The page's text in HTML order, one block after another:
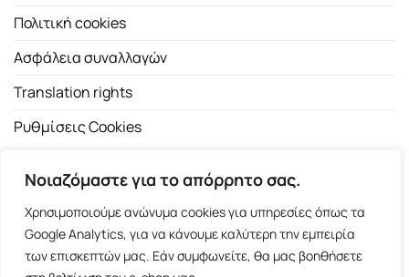
Νοιαζόμαστε για το απόρρητο σας.
Χρησιμοποιούμε ανώνυμα cookies για υπηρεσίες όπως τα
Google Analytics, για να κάνουμε καλύτερη την εμπειρία
των επισκεπτών μας. Εάν συμφωνείτε, θα μας βοηθήσετε
Πολιτική cookies
Ασφάλεια συναλλαγών
Translation rights
Ρυθμίσεις Cookies
Copyright 2026 ©Εκδοτικός Οίκος Α.Α. Λιβάνη| All rights